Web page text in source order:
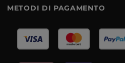
METODI DI PAGAMENTO